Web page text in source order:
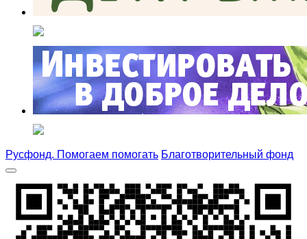
Русфонд. Помогаем помогать Благотворительный фонд